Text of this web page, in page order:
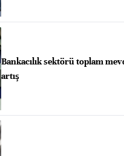
Bankacılık sektörü toplam
artış